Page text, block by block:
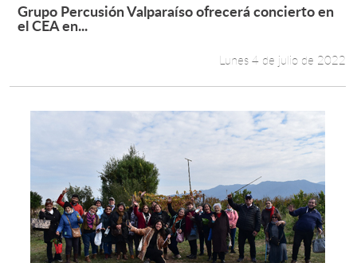
Leer más +
Grupo Percusión Valparaíso ofrecerá concierto en
el CEA en...
Lunes 4 de julio de 2022